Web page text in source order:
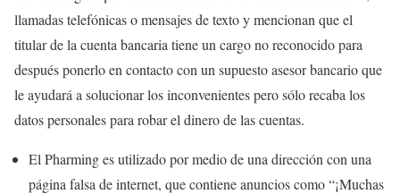
llamadas telefónicas o mensajes de texto y mencionan que el
titular de la cuenta bancaria tiene un cargo no reconocido para
después ponerlo en contacto con un supuesto asesor bancario que
le ayudará a solucionar los inconvenientes pero sólo recaba los
datos personales para robar el dinero de las cuentas.
El Pharming es utilizado por medio de una dirección con una
página falsa de internet, que contiene anuncios como “¡Muchas